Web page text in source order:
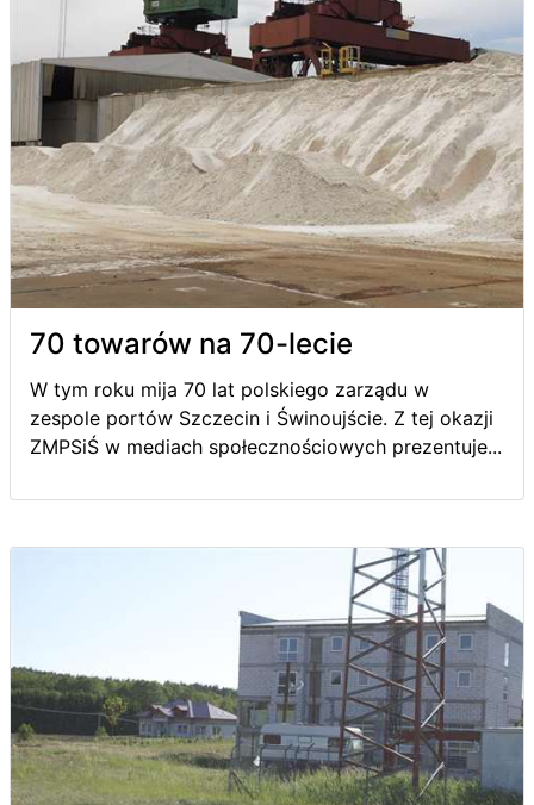
70 towarów na 70-lecie
W tym roku mija 70 lat polskiego zarządu w
zespole portów Szczecin i Świnoujście. Z tej okazji
ZMPSiŚ w mediach społecznościowych prezentuje...